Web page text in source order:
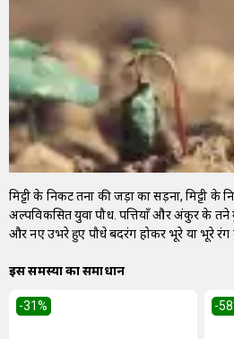
मिट्टी के निकट तनों की जड़ों का सड़ना, मिट्टी के
अल्पविकसित युवा पौध. पत्तियाँ और अंकुर के तने
और नए उभरे हुए पौधे बदरंग होकर भूरे या भूरे रंग
इस समस्या का समाधान
-31% -58